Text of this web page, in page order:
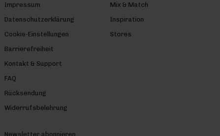
Impressum
Datenschutzerklärung
Cookie-Einstellungen
Barrierefreiheit
Kontakt & Support
FAQ
Rücksendung
Widerrufsbelehrung
Mix & Match
Inspiration
Stores
Newsletter abonnieren